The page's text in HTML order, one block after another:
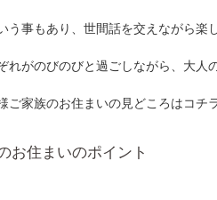
う事もあり、世間話を交えながら楽
れがのびのびと過ごしながら、大人
ご家族のお住まいの見どころはコチ
お住まいのポイント